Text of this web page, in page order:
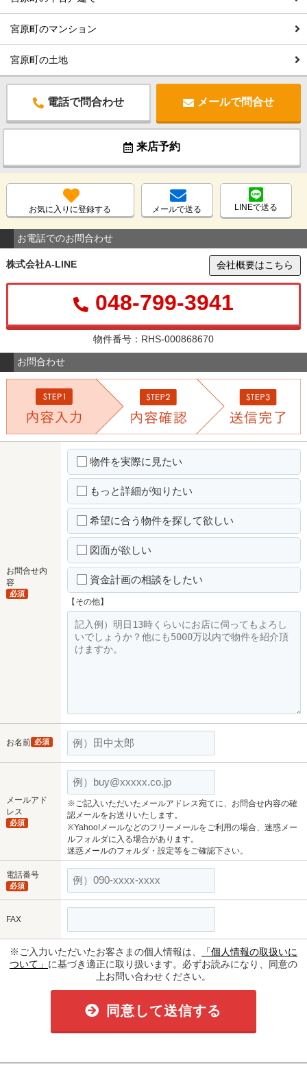
宮原町のマンション
宮原町の土地
電話で問合わせ メールで問合せ
来店予約
お気に入りに登録する メールで送る LINEで送る
お電話でのお問合わせ
株式会社A-LINE 会社概要はこちら
048-799-3941
物件番号：RHS-000868670
お問合わせ
お問合せ内
容
必須
物件を実際に見たい
もっと詳細が知りたい
希望に合う物件を探して欲しい
図面が欲しい
資金計画の相談をしたい
【その他】
お名前 必須
メールアド
レス
必須
※ご記入いただいたメールアドレス宛てに、お問合せ内容の確
認メールをお送りいたします。
※Yahoo!メールなどのフリーメールをご利用の場合、迷惑メー
ルフォルダに入る場合があります。
迷惑メールのフォルダ・設定等をご確認下さい。
電話番号
必須
FAX
※ご入力いただいたお客さまの個人情報は、
「個人情報の取扱いに
ついて」 に基づき適正に取り扱います。必ずお読みになり、同意の
上お問い合わせください。
同意して送信する